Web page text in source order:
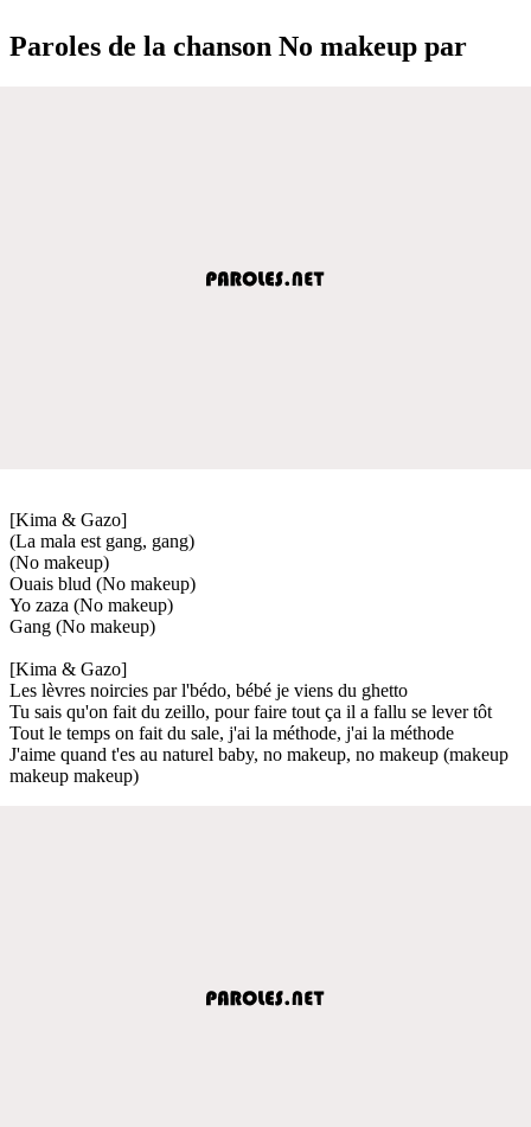
Paroles de la chanson No makeup par
[Kima & Gazo]
(La mala est gang, gang)
(No makeup)
Ouais blud (No makeup)
Yo zaza (No makeup)
Gang (No makeup)
[Kima & Gazo]
Les lèvres noircies par l'bédo, bébé je viens du ghetto
Tu sais qu'on fait du zeillo, pour faire tout ça il a fallu se lever tôt
Tout le temps on fait du sale, j'ai la méthode, j'ai la méthode
J'aime quand t'es au naturel baby, no makeup, no makeup (makeup
makeup makeup)